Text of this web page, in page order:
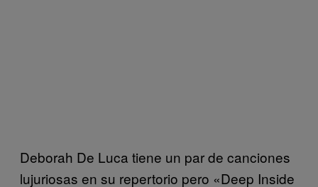
Deborah De Luca tiene un par de canciones
lujuriosas en su repertorio pero «Deep Inside